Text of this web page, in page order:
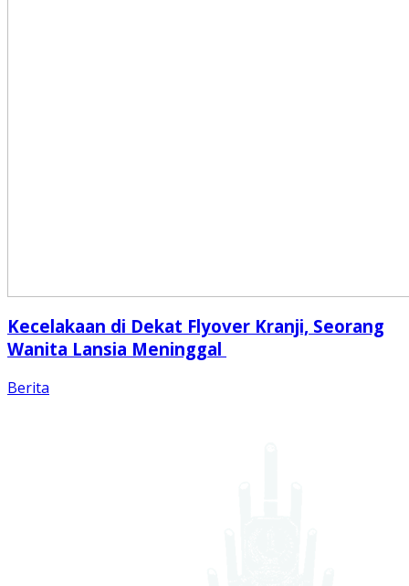
Kecelakaan di Dekat Flyover Kranji, Seorang
Wanita Lansia Meninggal
Berita